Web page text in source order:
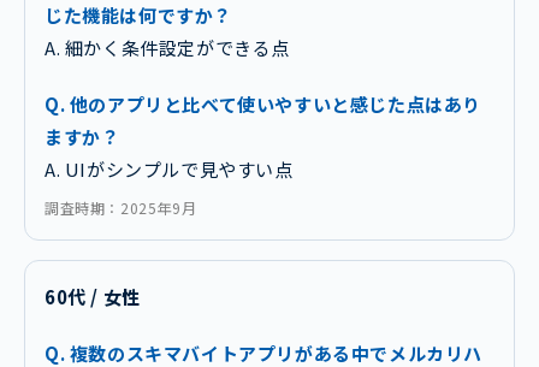
じた機能は何ですか？
A. 細かく条件設定ができる点
Q. 他のアプリと比べて使いやすいと感じた点はあり
ますか？
A. UIがシンプルで見やすい点
調査時期：2025年9月
60代 / 女性
Q. 複数のスキマバイトアプリがある中でメルカリハ